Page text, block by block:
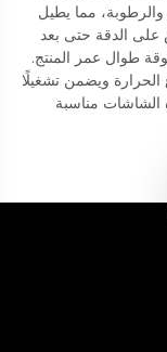
مما يطيل
الدقة حتى بعد
طوال عمر المنتج.
الحرارة ويضمن تشغيلًا
الشاشات مناسبة